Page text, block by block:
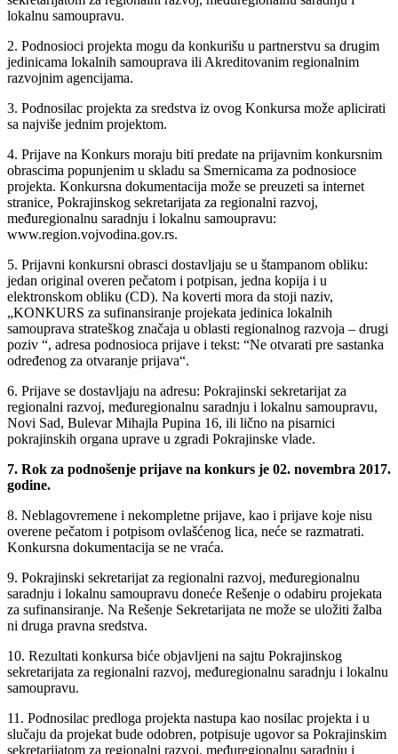
lokalnu samoupravu.
2. Podnosioci projekta mogu da konkurišu u partnerstvu sa drugim
jedinicama lokalnih samouprava ili Akreditovanim regionalnim
razvojnim agencijama.
3. Podnosilac projekta za sredstva iz ovog Konkursa može aplicirati
sa najviše jednim projektom.
4. Prijave na Konkurs moraju biti predate na prijavnim konkursnim
obrascima popunjenim u skladu sa Smernicama za podnosioce
projekta. Konkursna dokumentacija može se preuzeti sa internet
stranice, Pokrajinskog sekretarijata za regionalni razvoj,
međuregionalnu saradnju i lokalnu samoupravu:
www.region.vojvodina.gov.rs.
5. Prijavni konkursni obrasci dostavljaju se u štampanom obliku:
jedan original overen pečatom i potpisan, jedna kopija i u
elektronskom obliku (CD). Na koverti mora da stoji naziv,
„KONKURS za sufinansiranje projekata jedinica lokalnih
samouprava strateškog značaja u oblasti regionalnog razvoja – drugi
poziv “, adresa podnosioca prijave i tekst: “Ne otvarati pre sastanka
određenog za otvaranje prijava“.
6. Prijave se dostavljaju na adresu: Pokrajinski sekretarijat za
regionalni razvoj, međuregionalnu saradnju i lokalnu samoupravu,
Novi Sad, Bulevar Mihajla Pupina 16, ili lično na pisarnici
pokrajinskih organa uprave u zgradi Pokrajinske vlade.
7. Rok za podnošenje prijave na konkurs je 02. novembra 2017.
godine.
8. Neblagovremene i nekompletne prijave, kao i prijave koje nisu
overene pečatom i potpisom ovlašćenog lica, neće se razmatrati.
Konkursna dokumentacija se ne vraća.
9. Pokrajinski sekretarijat za regionalni razvoj, međuregionalnu
saradnju i lokalnu samoupravu doneće Rešenje o odabiru projekata
za sufinansiranje. Na Rešenje Sekretarijata ne može se uložiti žalba
ni druga pravna sredstva.
10. Rezultati konkursa biće objavljeni na sajtu Pokrajinskog
sekretarijata za regionalni razvoj, međuregionalnu saradnju i lokalnu
samoupravu.
11. Podnosilac predloga projekta nastupa kao nosilac projekta i u
slučaju da projekat bude odobren, potpisuje ugovor sa Pokrajinskim
sekretarijatom za regionalni razvoj, međuregionalnu saradnju i